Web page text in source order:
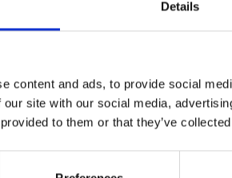
Details
content and ads, to provide social
our site with our social media,
to them or that they’ve
är ett område med en stor och
ett av Västergötlands
mot ån Slafsan. De äldsta